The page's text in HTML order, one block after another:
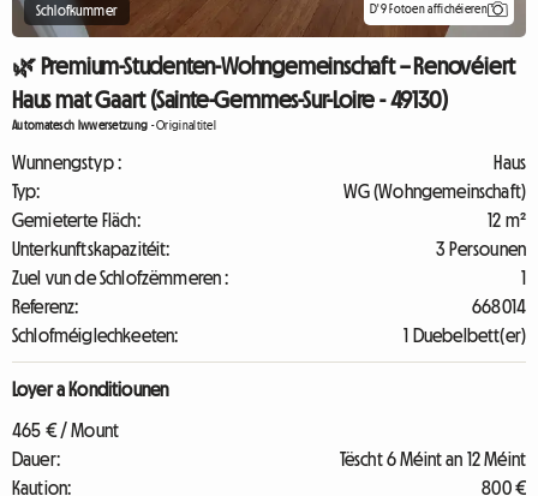
Schlofkummer D'9 Fotoen affichéieren
🌿 Premium-Studenten-Wohngemeinschaft – Renovéiert
Haus mat Gaart (Sainte-Gemmes-Sur-Loire - 49130)
Automatesch Iwwersetzung -Originaltitel
Wunnengstyp :
Haus
Typ:
WG (Wohngemeinschaft)
Gemieterte Fläch:
12 m²
Unterkunftskapazitéit:
3 Persounen
Zuel vun de Schlofzëmmeren :
1
Referenz:
668014
Schlofméiglechkeeten:
1 Duebelbett(er)
Loyer a Konditiounen
465 € / Mount
Dauer:
Tëscht 6 Méint an 12 Méint
Kaution:
800 €